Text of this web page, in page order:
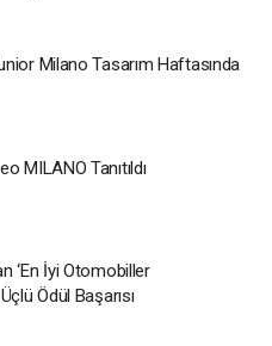
Milano Tasarım Haftasında
MILANO Tanıtıldı
‘En İyi Otomobiller
Ödül Başarısı